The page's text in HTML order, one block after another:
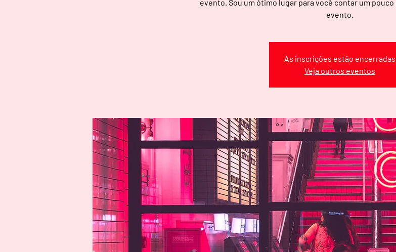
evento. Sou um ótimo lugar para você contar um
evento.
As inscrições estão encerradas
Veja outros eventos